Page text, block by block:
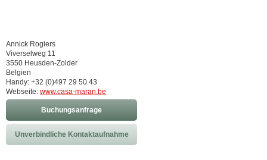
Annick Rogiers
Viverselweg 11
3550 Heusden-Zolder
Belgien
Handy: +32 (0)497 29 50 43
Webseite: www.casa-maran.be
Buchungsanfrage
Unverbindliche Kontaktaufnahme